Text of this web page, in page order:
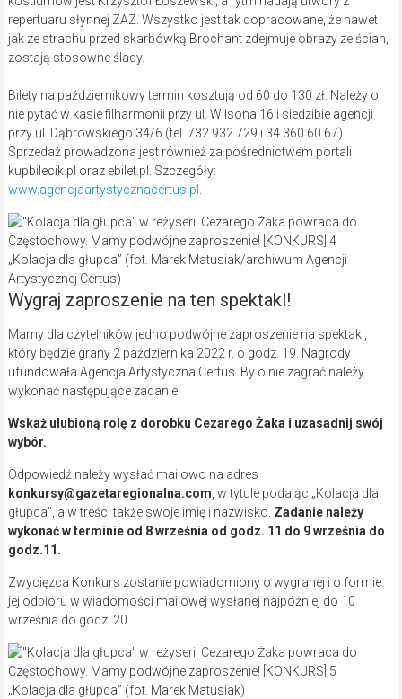
repertuaru słynnej ZAZ. Wszystko jest tak dopracowane, że nawet
jak ze strachu przed skarbówką Brochant zdejmuje obrazy ze ścian,
zostają stosowne ślady.
Bilety na październikowy termin kosztują od 60 do 130 zł. Należy o
nie pytać w kasie filharmonii przy ul. Wilsona 16 i siedzibie agencji
przy ul. Dąbrowskiego 34/6 (tel. 732 932 729 i 34 360 60 67).
Sprzedaż prowadzona jest również za pośrednictwem portali
kupbilecik.pl oraz ebilet.pl. Szczegóły:
www.agencjaartystycznacertus.pl
„Kolacja dla głupca” (fot. Marek Matusiak/archiwum Agencji
Artystycznej Certus)
Wygraj zaproszenie na ten spektakl!
Mamy dla czytelników jedno podwójne zaproszenie na spektakl,
który będzie grany 2 października 2022 r. o godz. 19. Nagrody
ufundowała Agencja Artystyczna Certus. By o nie zagrać należy
wykonać następujące zadanie:
Wskaż ulubioną rolę z dorobku Cezarego Żaka i uzasadnij swój
wybór.
Odpowiedź należy wysłać mailowo na adres
konkursy@gazetaregionalna.com , w tytule podając „Kolacja dla
głupca”, a w treści także swoje imię i nazwisko. Zadanie należy
wykonać w terminie od 8 września od godz. 11 do 9 września do
godz.11.
Zwycięzca Konkurs zostanie powiadomiony o wygranej i o formie
jej odbioru w wiadomości mailowej wysłanej najpóźniej do 10
września do godz. 20.
„Kolacja dla głupca” (fot. Marek Matusiak)